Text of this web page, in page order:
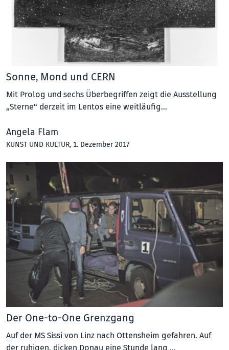
Sonne, Mond und CERN
Mit Prolog und sechs Überbegriffen zeigt die Ausstellung
„Sterne“ derzeit im Lentos eine weitläufig…
Angela Flam
KUNST UND KULTUR, 1. Dezember 2017
Der One-to-One Grenzgang
Auf der MS Sissi von Linz nach Ottensheim gefahren. Auf